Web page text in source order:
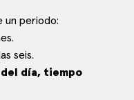
un periodo:
seis.
día, tiempo